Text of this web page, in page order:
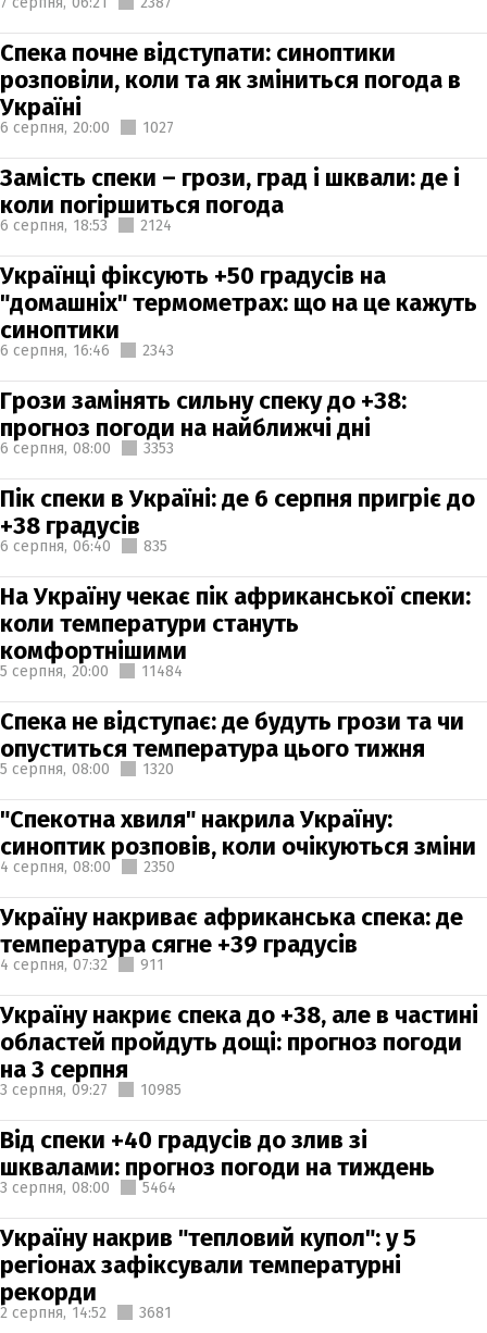
Спека почне відступати: синоптики
розповіли, коли та як зміниться погода в
Україні
6 серпня, 20:00 1027
Замість спеки – грози, град і шквали: де і
коли погіршиться погода
6 серпня, 18:53 2124
Українці фіксують +50 градусів на
"домашніх" термометрах: що на це кажуть
синоптики
6 серпня, 16:46 2343
Грози замінять сильну спеку до +38:
прогноз погоди на найближчі дні
6 серпня, 08:00 3353
Пік спеки в Україні: де 6 серпня пригріє до
+38 градусів
6 серпня, 06:40 835
На Україну чекає пік африканської спеки:
коли температури стануть
комфортнішими
5 серпня, 20:00 11484
Спека не відступає: де будуть грози та чи
опуститься температура цього тижня
5 серпня, 08:00 1320
"Спекотна хвиля" накрила Україну:
синоптик розповів, коли очікуються зміни
4 серпня, 08:00 2350
Україну накриває африканська спека: де
температура сягне +39 градусів
4 серпня, 07:32 911
Україну накриє спека до +38, але в частині
областей пройдуть дощі: прогноз погоди
на 3 серпня
3 серпня, 09:27 10985
Від спеки +40 градусів до злив зі
шквалами: прогноз погоди на тиждень
3 серпня, 08:00 5464
Україну накрив "тепловий купол": у 5
регіонах зафіксували температурні
рекорди
2 серпня, 14:52 3681